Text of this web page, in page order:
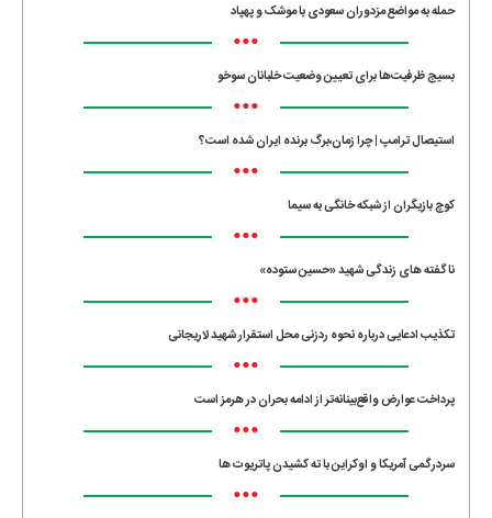
حمله به مواضع مزدوران سعودی با موشک و پهپاد
•••
بسیج ظرفیت‌ها برای تعیین وضعیت خلبانان سوخو
•••
استیصال ترامپ | چرا زمان،برگ برنده ایران شده است؟
•••
کوچ بازیگران از شبکه خانگی به سیما
•••
ناگفته های زندگی شهید «حسین ستوده»
•••
تکذیب ادعایی درباره نحوه ردزنی محل استقرار شهید لاریجانی
•••
پرداخت عوارض واقع‌بینانه‌تر از ادامه بحران در هرمز است
•••
سردرگمی آمریکا و اوکراین با ته کشیدن پاتریوت ها
•••